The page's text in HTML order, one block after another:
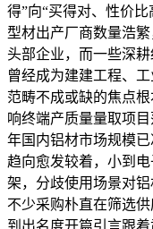
得”向“买得对、性价
型材出产厂商数量浩
头部企业，而一些深
曾经成为建建工程、
范畴不成或缺的焦点
响终端产质量量取项
年国内铝材市场规模
趋向愈发较着，小到
架，分歧使用场景对
不少采购朴直在筛选
到出名度开篇引言跟